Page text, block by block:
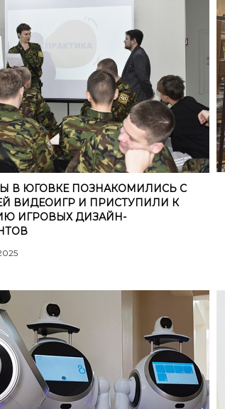
В ЮГОВКЕ ПОЗНАКОМИЛИСЬ С
ВИДЕОИГР И ПРИСТУПИЛИ К
ИГРОВЫХ ДИЗАЙН-